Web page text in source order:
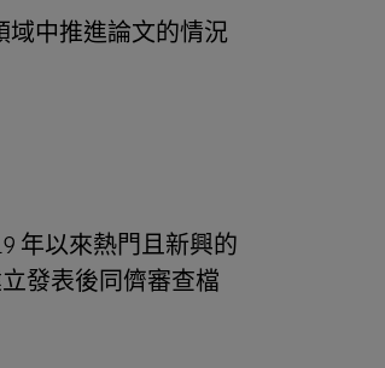
域中推進論文的情況
年以來熱門且新興的
發表後同儕審查檔